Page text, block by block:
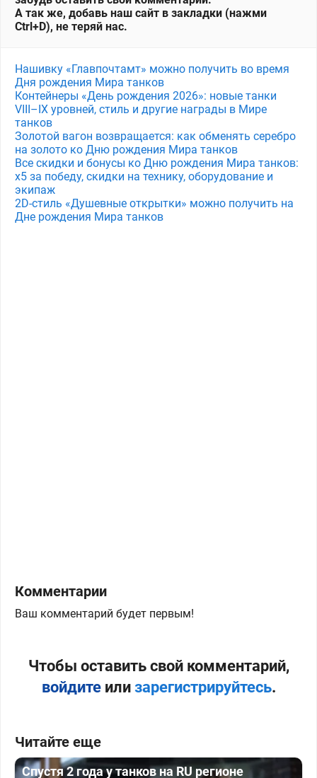
А так же, добавь наш сайт в закладки (нажми
Ctrl+D), не теряй нас.
Нашивку «Главпочтамт» можно получить во время
Дня рождения Мира танков
Контейнеры «День рождения 2026»: новые танки
VIII–IX уровней, стиль и другие награды в Мире
танков
Золотой вагон возвращается: как обменять серебро
на золото ко Дню рождения Мира танков
Все скидки и бонусы ко Дню рождения Мира танков:
x5 за победу, скидки на технику, оборудование и
экипаж
2D-стиль «Душевные открытки» можно получить на
Дне рождения Мира танков
Комментарии
Ваш комментарий будет первым!
Чтобы оставить свой комментарий,
войдитеили зарегистрируйтесь.
Читайте еще
Спустя 2 года у танков на RU регионе